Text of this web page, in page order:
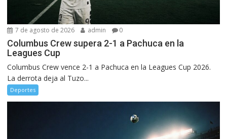
7 de agosto de 2026 admin 0
Columbus Crew supera 2-1 a Pachuca en la
Leagues Cup
Columbus Crew vence 2-1 a Pachuca en la Leagues Cup 2026.
La derrota deja al Tuzo...
Deportes